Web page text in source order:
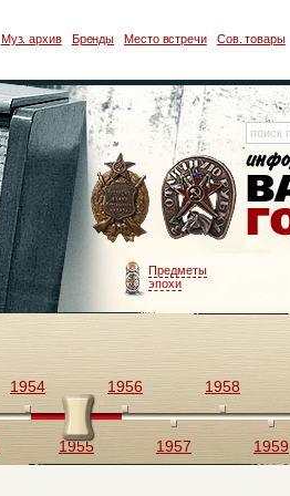
Муз. архив Бренды Место встречи Сов. товары
Предметы
эпохи
1954
1955
1956
1957
1958
1959